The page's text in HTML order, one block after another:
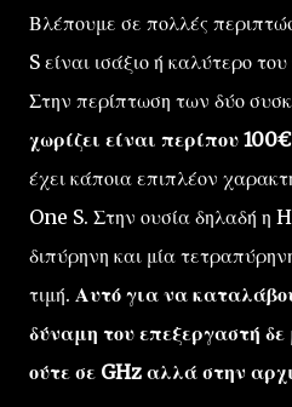
Βλέπουμε σε πολλές
S είναι ισάξιο ή καλύτερο
Στην περίπτωση των δύο
χωρίζει είναι περίπου 100€
έχει κάποια επιπλέον
One S. Στην ουσία δηλαδή η
διπύρηνη και μία
τιμή. Αυτό για να
δύναμη του επεξεργαστή δε
ούτε σε GHz αλλά στην